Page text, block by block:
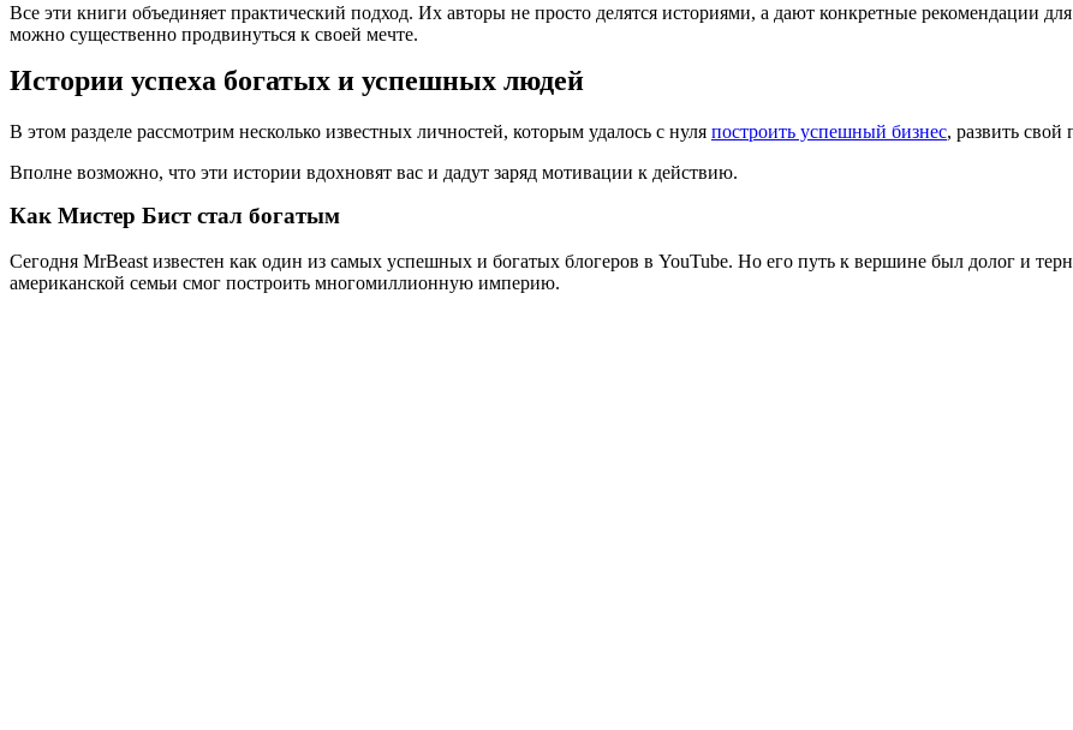
Все эти книги объединяет практический подход. Их авторы не просто делятся историями, а дают конкретные рекомендации
можно существенно продвинуться к своей мечте.
Истории успеха богатых и успешных людей
В этом разделе рассмотрим несколько известных личностей, которым удалось с нуля построить успешный бизнес, развить свой
Вполне возможно, что эти истории вдохновят вас и дадут заряд мотивации к действию.
Как Мистер Бист стал богатым
Сегодня MrBeast известен как один из самых успешных и богатых блогеров в YouTube. Но его путь к вершине был долог и
американской семьи смог построить многомиллионную империю.